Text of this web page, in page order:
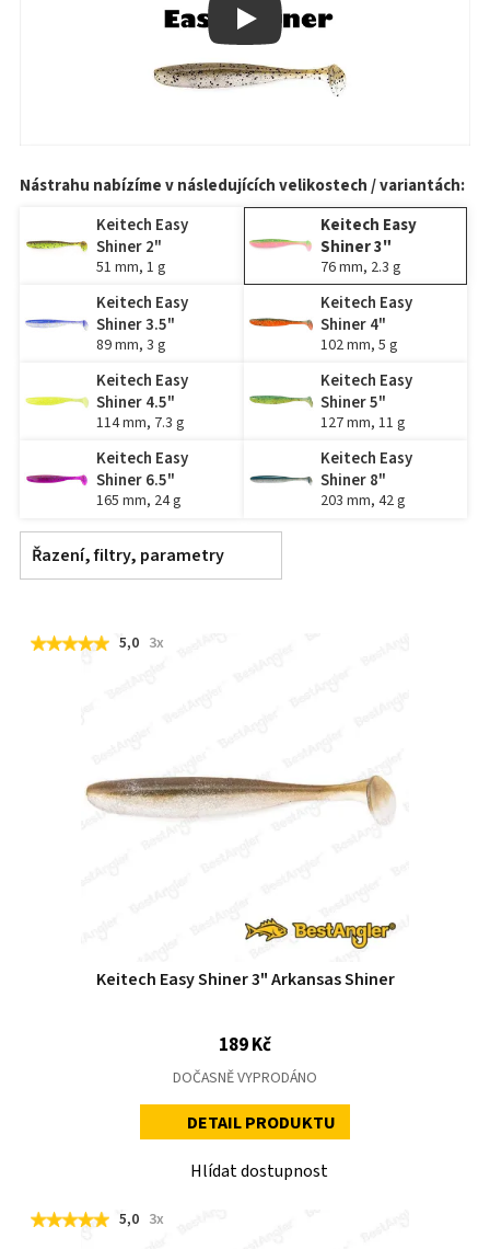
Play
Nástrahu nabízíme v následujících velikostech / variantách:
Keitech Easy
Shiner 2"
51 mm, 1 g
Keitech Easy
Shiner 3"
76 mm, 2.3 g
Keitech Easy
Shiner 3.5"
89 mm, 3 g
Keitech Easy
Shiner 4"
102 mm, 5 g
Keitech Easy
Shiner 4.5"
114 mm, 7.3 g
Keitech Easy
Shiner 5"
127 mm, 11 g
Keitech Easy
Shiner 6.5"
165 mm, 24 g
Keitech Easy
Shiner 8"
203 mm, 42 g
Řazení, filtry, parametry
5,0 3x
Keitech Easy Shiner 3" Arkansas Shiner
189 Kč
DOČASNĚ VYPRODÁNO
DETAIL PRODUKTU
Hlídat dostupnost
5,0 3x